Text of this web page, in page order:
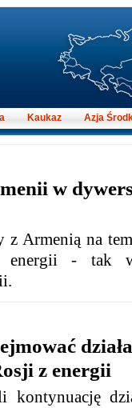
w
z Armenią na
energii - tak
z energii
Kaukaz Azja